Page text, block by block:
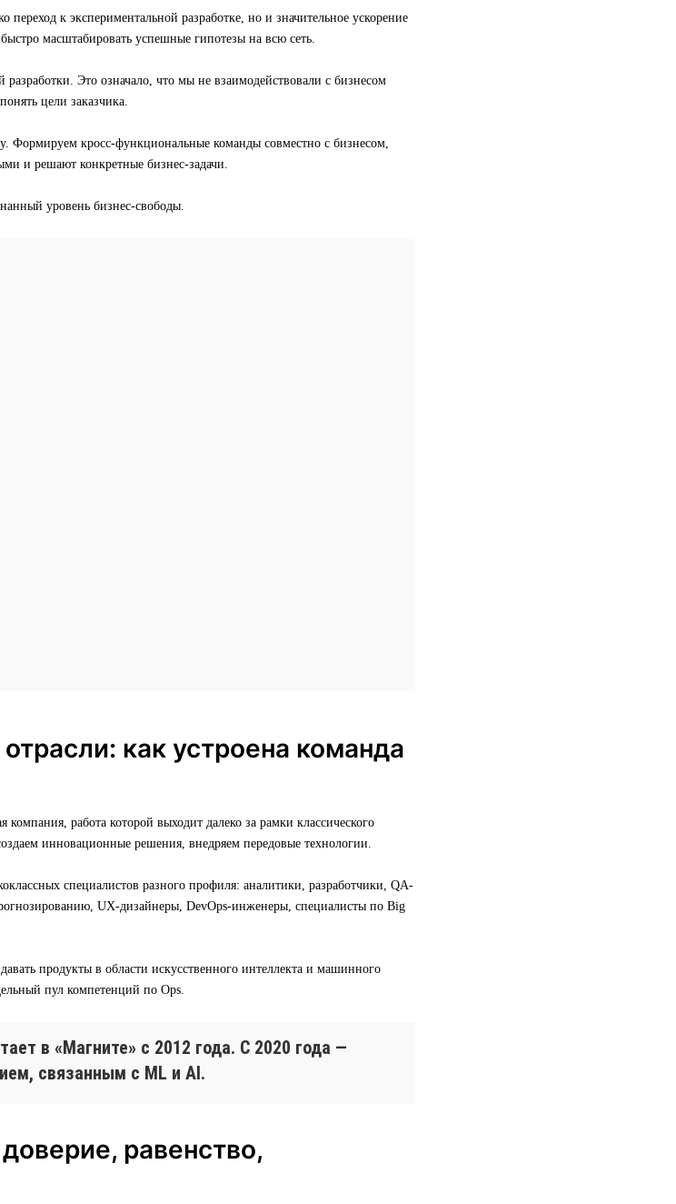
к экспериментальной разработке, но и значительное ускорение
масштабировать успешные гипотезы на всю сеть.
Это означало, что мы не взаимодействовали с бизнесом
цели заказчика.
Формируем кросс-функциональные команды совместно с бизнесом,
и решают конкретные бизнес-задачи.
уровень бизнес-свободы.
как устроена команда
работа которой выходит далеко за рамки классического
инновационные решения, внедряем передовые технологии.
специалистов разного профиля: аналитики, разработчики, QA-
UX-дизайнеры, DevOps-инженеры, специалисты по Big
продукты в области искусственного интеллекта и машинного
пул компетенций по Ops.
в «Магните» с 2012 года. С 2020 года —
связанным с ML и AI.
равенство,